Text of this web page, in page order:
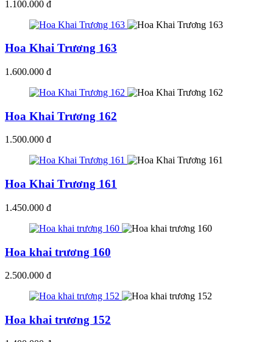
1.100.000 đ
Hoa Khai Trương 163
1.600.000 đ
Hoa Khai Trương 162
1.500.000 đ
Hoa Khai Trương 161
1.450.000 đ
Hoa khai trương 160
2.500.000 đ
Hoa khai trương 152